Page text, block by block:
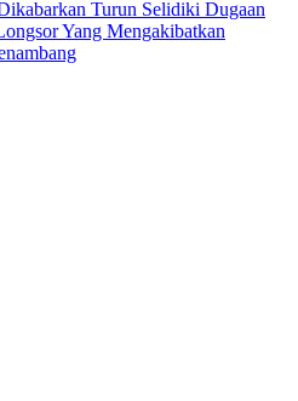
Turun Selidiki Dugaan
Yang Mengakibatkan